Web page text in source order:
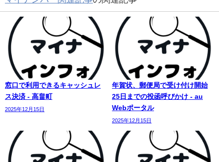
窓口で利用できるキャッシュレ
ス決済 - 高畠町
2025年12月15日
年賀状、郵便局で受け付け開始
25日までの投函呼びかけ - au
Webポータル
2025年12月15日